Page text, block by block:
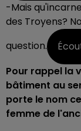
-Mais
des Troyens?
question.
Pour rappel la
bâtiment au
porte le nom
femme de